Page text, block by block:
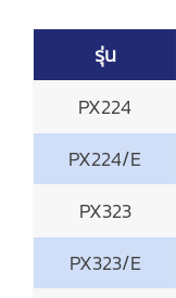
รุ่น
PX224
PX224/E
PX323
PX323/E